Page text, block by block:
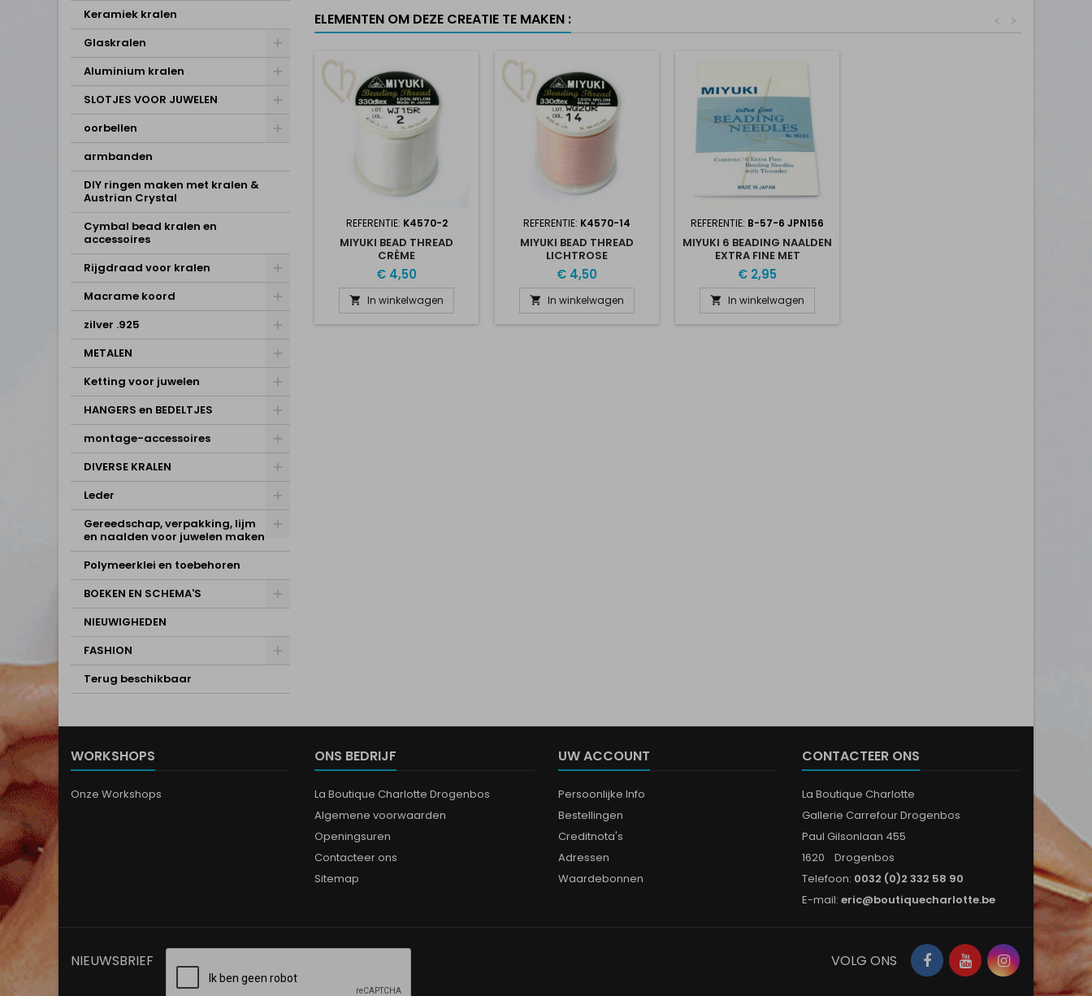
Keramiek kralen
Glaskralen
Aluminium kralen
SLOTJES VOOR JUWELEN
oorbellen
armbanden
DIY ringen maken met kralen &
Austrian Crystal
Cymbal bead kralen en
accessoires
Rijgdraad voor kralen
Macrame koord
zilver .925
METALEN
Ketting voor juwelen
HANGERS en BEDELTJES
montage-accessoires
DIVERSE KRALEN
Leder
Gereedschap, verpakking, lijm
en naalden voor juwelen maken
Polymeerklei en toebehoren
BOEKEN EN SCHEMA'S
NIEUWIGHEDEN
FASHION
Terug beschikbaar
ELEMENTEN OM DEZE CREATIE TE MAKEN : >
<
REFERENTIE: K4570-2
MIYUKI BEAD THREAD
CRÈME
€ 4,50
 In winkelwagen
REFERENTIE: K4570-14
MIYUKI BEAD THREAD
LICHTROSE
€ 4,50
 In winkelwagen
REFERENTIE: B-57-6 JPN156
MIYUKI 6 BEADING NAALDEN
EXTRA FINE MET
DRAADSTEKER
€ 2,95
 In winkelwagen
WORKSHOPS
Onze Workshops
ONS BEDRIJF
La Boutique Charlotte Drogenbos
Algemene voorwaarden
Openingsuren
Contacteer ons
Sitemap
UW ACCOUNT
Persoonlijke Info
Bestellingen
Creditnota's
Adressen
Waardebonnen
CONTACTEER ONS
La Boutique Charlotte
Gallerie Carrefour Drogenbos
Paul Gilsonlaan 455
1620 Drogenbos
Telefoon: 0032 (0)2 332 58 90
E-mail: eric@boutiquecharlotte.be
NIEUWSBRIEF Facebook
YouTubeInstagram
VOLG ONS